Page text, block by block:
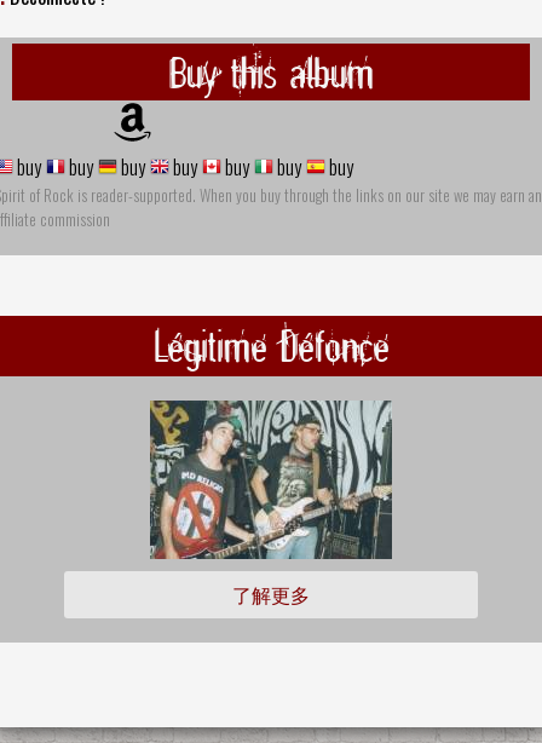
Buy this album
buy buy buy buy buy buy buy
of Rock is reader-supported. When you buy through the links on our site we may earn an
commission
Légitime Défonce
了解更多